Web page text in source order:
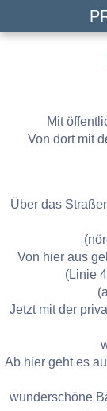
Mit
Von dort mit
Über das
Von hier aus
(Linie
Jetzt mit der
Ab hier geht es
wunderschöne